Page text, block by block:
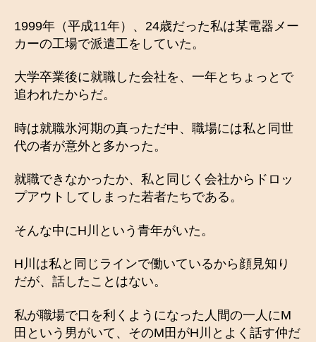
り
被
害
へ
の
1999年（平成11年）、24歳だった私は某電器メー
カーの工場で派遣工をしていた。
大学卒業後に就職した会社を、一年とちょっとで
追われたからだ。
時は就職氷河期の真っただ中、職場には私と同世
代の者が意外と多かった。
就職できなかったか、私と同じく会社からドロッ
プアウトしてしまった若者たちである。
そんな中にH川という青年がいた。
H川は私と同じラインで働いているから顔見知り
だが、話したことはない。
私が職場で口を利くようになった人間の一人にM
田という男がいて、そのM田がH川とよく話す仲だ